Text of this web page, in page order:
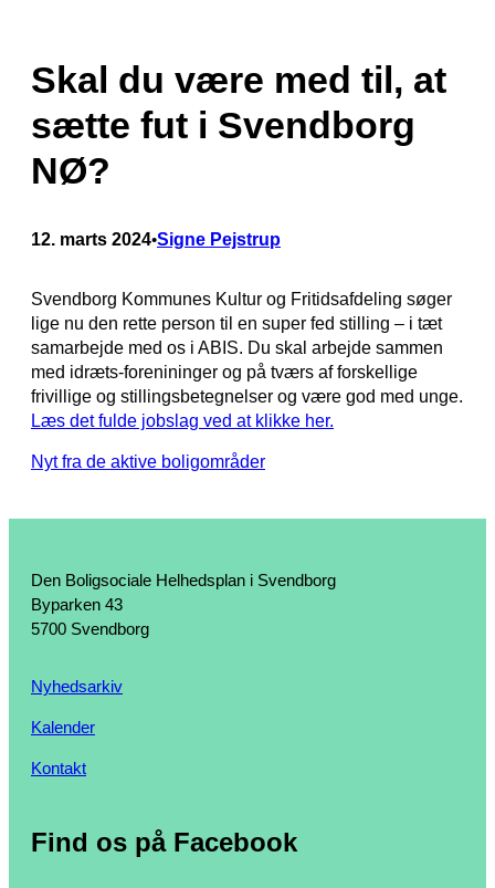
Skal du være med til, at
sætte fut i Svendborg
NØ?
12. marts 2024•Signe Pejstrup
Svendborg Kommunes Kultur og Fritidsafdeling søger
lige nu den rette person til en super fed stilling – i tæt
samarbejde med os i ABIS. Du skal arbejde sammen
med idræts-forenininger og på tværs af forskellige
frivillige og stillingsbetegnelser og være god med unge.
Læs det fulde jobslag ved at klikke her.
Nyt fra de aktive boligområder
Den Boligsociale Helhedsplan i Svendborg
Byparken 43
5700 Svendborg
Nyhedsarkiv
Kalender
Kontakt
Find os på Facebook